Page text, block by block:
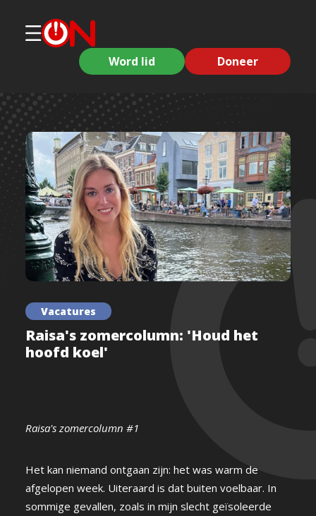
Word lid Doneer
Vacatures
Raisa's zomercolumn: 'Houd het
hoofd koel'
Raisa's zomercolumn #1
Het kan niemand ontgaan zijn: het was warm de
afgelopen week. Uiteraard is dat buiten voelbaar. In
sommige gevallen, zoals in mijn slecht geïsoleerde